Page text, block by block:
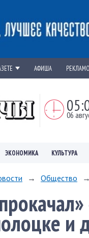
АФИША
06
ЭКОНОМИКА КУЛЬТУРА
→ Общество →
и